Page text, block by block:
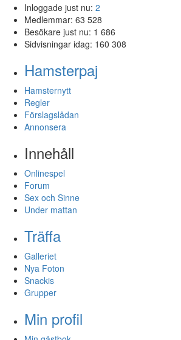
Inloggade just nu: 2
Medlemmar: 63 528
Besökare just nu: 1 686
Sidvisningar idag: 160 308
Hamsterpaj
Hamsternytt
Regler
Förslagslådan
Annonsera
Innehåll
Onlinespel
Forum
Sex och Sinne
Under mattan
Träffa
Galleriet
Nya Foton
Snackis
Grupper
Min profil